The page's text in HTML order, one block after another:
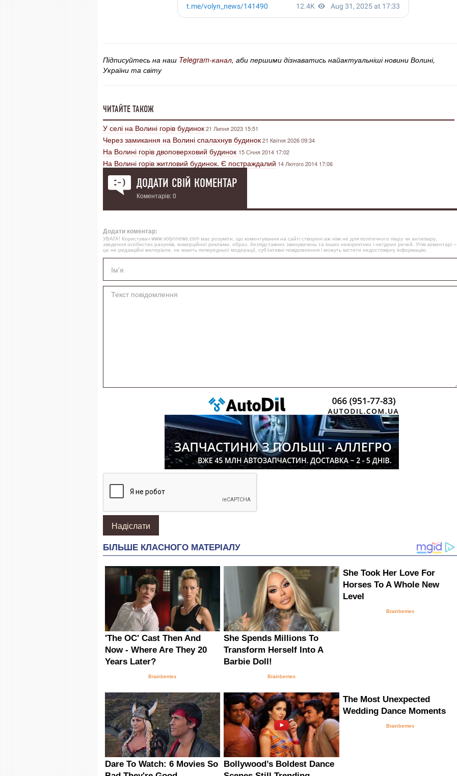
Підписуйтесь на наш Telegram-канал, аби першими дізнаватись найактуальніші новини Волині,
України та світу
ЧИТАЙТЕ ТАКОЖ
У селі на Волині горів будинок21 Липня 2023 15:51
Через замикання на Волині спалахнув будинок21 Квітня 2026 09:34
На Волині горів двоповерховий будинок 15 Січня 2014 17:02
На Волині горів житловий будинок. Є постраждалий 14 Лютого 2014 17:06
ДОДАТИ СВІЙ КОМЕНТАР
Коментарів: 0
Додати коментар:
УВАГА! Користувач www.volynnews.com має розуміти, що коментування на сайті створені аж ніяк не для політичного піару чи антипіару,
зведення особистих рахунків, комерційної реклами, образ, безпідставних звинувачень та інших некоректних і негідних речей. Утім коментарі –
це не редакційні матеріали, не мають попередньої модерації, суб’єктивні повідомлення і можуть містити недостовірну інформацію.